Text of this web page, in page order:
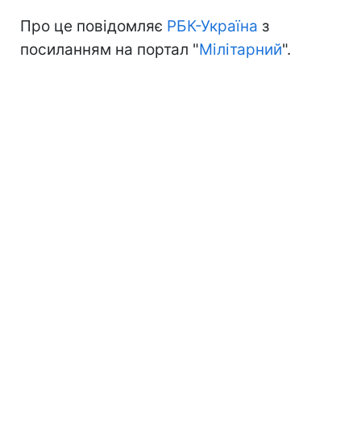
Про це повідомляє РБК-Україна з
посиланням на портал "Мілітарний".